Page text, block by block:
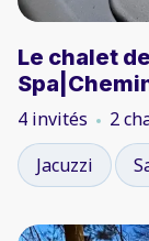
Le chalet de
4 invités 2
Jacuzzi